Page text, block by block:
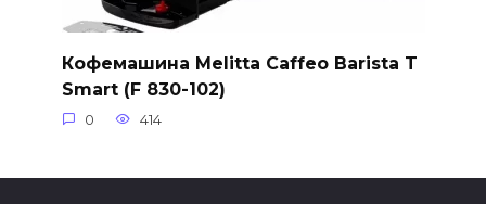
Кофемашина Melitta Caffeo Barista T
Smart (F 830-102)
0 414